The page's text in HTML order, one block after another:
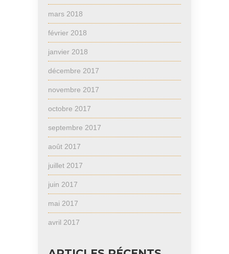
mars 2018
février 2018
janvier 2018
décembre 2017
novembre 2017
octobre 2017
septembre 2017
août 2017
juillet 2017
juin 2017
mai 2017
avril 2017